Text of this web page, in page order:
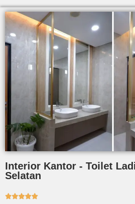
Interior Kantor - Toilet
Selatan
